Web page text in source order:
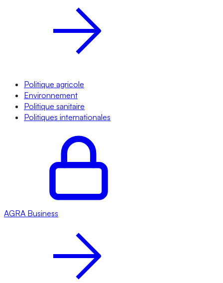
Politique agricole
Environnement
Politique sanitaire
Politiques internationales
AGRA Business